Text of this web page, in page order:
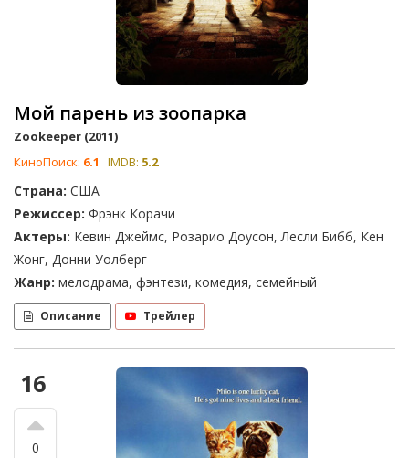
Мой парень из зоопарка
Zookeeper (2011)
КиноПоиск: 6.1 IMDB: 5.2
Страна: США
Режиссер: Фрэнк Корачи
Актеры: Кевин Джеймс, Розарио Доусон, Лесли Бибб, Кен
Жонг, Донни Уолберг
Жанр: мелодрама, фэнтези, комедия, семейный
Описание Трейлер
16
0